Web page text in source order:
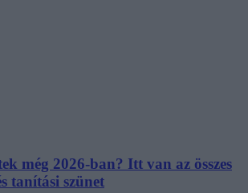
még 2026-ban? Itt van az összes
tanítási szünet